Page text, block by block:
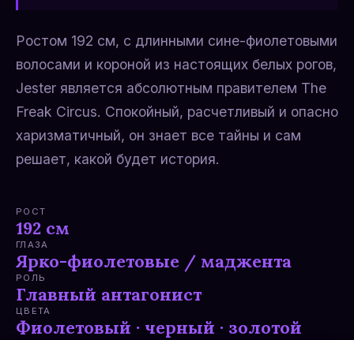
Ростом 192 см, с длинными сине-фиолетовыми
волосами и короной из настоящих белых рогов,
Jester является абсолютным правителем The
Freak Circus. Спокойный, расчетливый и опасно
харизматичный, он знает все тайны и сам
решает, какой будет история.
РОСТ
192 см
ГЛАЗА
Ярко-фиолетовые / маджента
РОЛЬ
Главный антагонист
ЦВЕТА
Фиолетовый · черный · золотой